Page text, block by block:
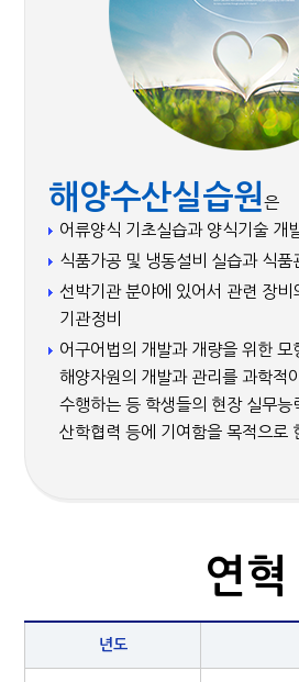
해양수산실습원 은
어류양식 기초실습과 양식기술 개
식품가공 및 냉동설비 실습과 식품
선박기관 분야에 있어서 관련 장비
기관정비
어구어법의 개발과 개량을 위한 모
해양자원의 개발과 관리를 과학적
수행하는 등 학생들의 현장 실무
산학협력 등에 기여함을 목적으로
연혁
년도